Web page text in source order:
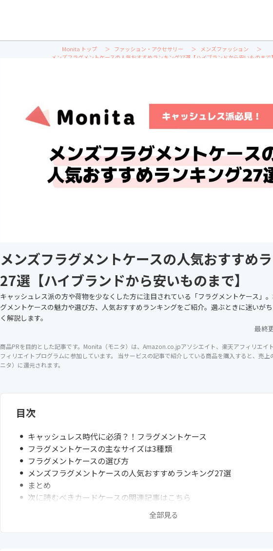
Monita トップ ファッション・アクセサリー
メンズファッション
メンズフラグメントケースの人気おすすめランキング27選【ハイブランドから安いものまで
メンズフラグメントケースの人気おすすめ
27選【ハイブランドから安いものまで】
キャッシュレス派の方や荷物を少なくした方に注目されている「フラグメントケース」
グメントケースの魅力や選び方、人気おすすめランキングをご紹介。選ぶときに迷いが
く解説します。
最終
商品PRを目的とした記事です。Monita（モニタ）は、Amazon.co.jpアソシエイト、楽天アフィリエイ
フィリエイトプログラムに参加しています。 当サービスの記事で紹介している商品を購入すると、売
ニタ）に還元されます。
目次
キャッシュレス時代に必須？！フラグメントケース
フラグメントケースの主なサイズは3種類
フラグメントケースの選び方
メンズフラグメントケースの人気おすすめランキング27選
まとめ
次に読むべきカードケースの関連記事はこちら
全部見る